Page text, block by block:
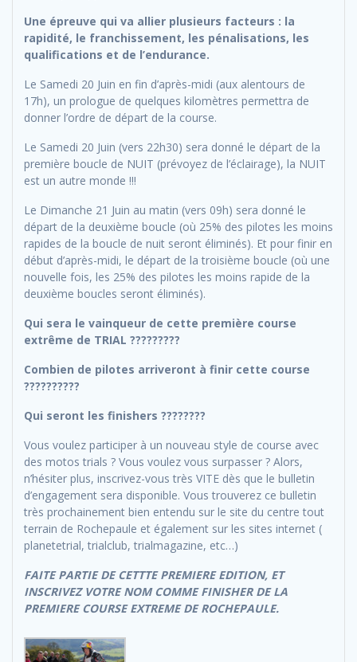
Une épreuve qui va allier plusieurs facteurs : la
rapidité, le franchissement, les pénalisations, les
qualifications et de l’endurance.
Le Samedi 20 Juin en fin d’après-midi (aux alentours de
17h), un prologue de quelques kilomètres permettra de
donner l’ordre de départ de la course.
Le Samedi 20 Juin (vers 22h30) sera donné le départ de la
première boucle de NUIT (prévoyez de l’éclairage), la NUIT
est un autre monde !!!
Le Dimanche 21 Juin au matin (vers 09h) sera donné le
départ de la deuxième boucle (où 25% des pilotes les moins
rapides de la boucle de nuit seront éliminés). Et pour finir en
début d’après-midi, le départ de la troisième boucle (où une
nouvelle fois, les 25% des pilotes les moins rapide de la
deuxième boucles seront éliminés).
Qui sera le vainqueur de cette première course
extrême de TRIAL ?????????
Combien de pilotes arriveront à finir cette course
??????????
Qui seront les finishers ????????
Vous voulez participer à un nouveau style de course avec
des motos trials ? Vous voulez vous surpasser ? Alors,
n’hésiter plus, inscrivez-vous très VITE dès que le bulletin
d’engagement sera disponible. Vous trouverez ce bulletin
très prochainement bien entendu sur le site du centre tout
terrain de Rochepaule et également sur les sites internet (
planetetrial, trialclub, trialmagazine, etc…)
FAITE PARTIE DE CETTTE PREMIERE EDITION, ET
INSCRIVEZ VOTRE NOM COMME FINISHER DE LA
PREMIERE COURSE EXTREME DE ROCHEPAULE.